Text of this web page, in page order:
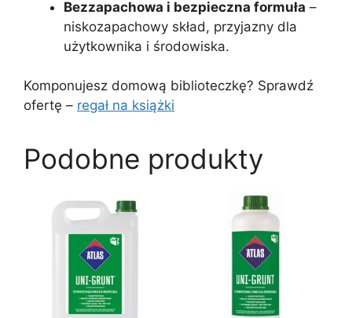
Bezzapachowa i bezpieczna formuła –
niskozapachowy skład, przyjazny dla
użytkownika i środowiska.
Komponujesz domową biblioteczkę? Sprawdź
ofertę – regał na książki
Podobne produkty